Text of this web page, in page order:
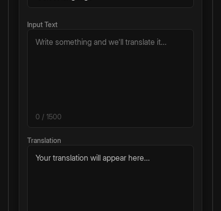
Input Text
0 / 1500
Translation
Your translation will appear here...